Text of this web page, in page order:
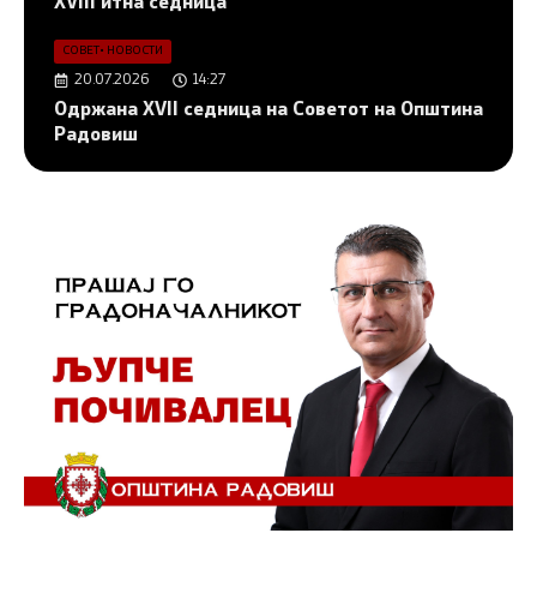
XVIII итна седница
СОВЕТ• НОВОСТИ
20.07.2026 14:27
Одржана XVII седница на Советот на Општина
Радовиш